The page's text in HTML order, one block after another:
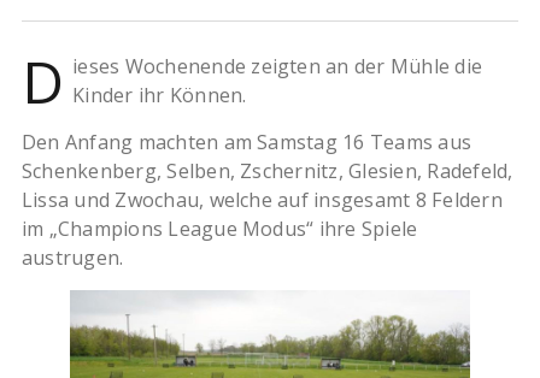
D ieses Wochenende zeigten an der Mühle die
Kinder ihr Können.
Den Anfang machten am Samstag 16 Teams aus
Schenkenberg, Selben, Zschernitz, Glesien, Radefeld,
Lissa und Zwochau, welche auf insgesamt 8 Feldern
im „Champions League Modus“ ihre Spiele
austrugen.